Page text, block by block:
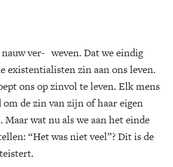
nauw ver- weven. Dat we eindig
existentialisten zin aan ons leven.
ons op zinvol te leven. Elk mens
de zin van zijn of haar eigen
Maar wat nu als we aan het einde
“Het was niet veel”? Dit is de